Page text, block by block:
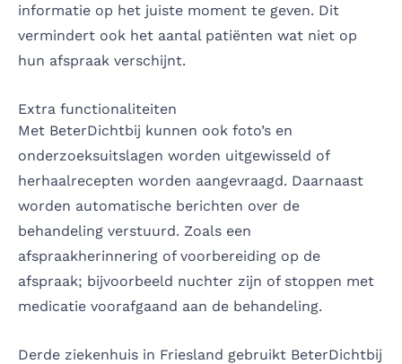
informatie op het juiste moment te geven. Dit
vermindert ook het aantal patiënten wat niet op
hun afspraak verschijnt.
Extra functionaliteiten
Met BeterDichtbij kunnen ook foto’s en
onderzoeksuitslagen worden uitgewisseld of
herhaalrecepten worden aangevraagd. Daarnaast
worden automatische berichten over de
behandeling verstuurd. Zoals een
afspraakherinnering of voorbereiding op de
afspraak; bijvoorbeeld nuchter zijn of stoppen met
medicatie voorafgaand aan de behandeling.
Derde ziekenhuis in Friesland gebruikt BeterDichtbij